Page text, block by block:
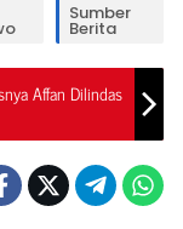
Sumber
Berita
Affan Dilindas